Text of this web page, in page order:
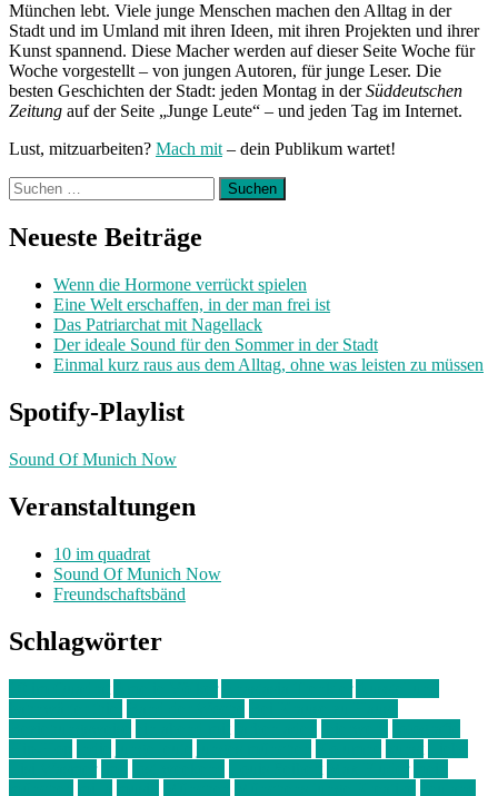
München lebt. Viele junge Menschen machen den Alltag in der
Stadt und im Umland mit ihren Ideen, mit ihren Projekten und ihrer
Kunst spannend. Diese Macher werden auf dieser Seite Woche für
Woche vorgestellt – von jungen Autoren, für junge Leser. Die
besten Geschichten der Stadt: jeden Montag in derSüddeutschen
Zeitung auf der Seite „Junge Leute“ – und jeden Tag im Internet.
Lust, mitzuarbeiten? Mach mit– dein Publikum wartet!
Suchen
nach:
Neueste Beiträge
Wenn die Hormone verrückt spielen
Eine Welt erschaffen, in der man frei ist
Das Patriarchat mit Nagellack
Der ideale Sound für den Sommer in der Stadt
Einmal kurz raus aus dem Alltag, ohne was leisten zu müssen
Spotify-Playlist
Sound Of Munich Now
Veranstaltungen
10 im quadrat
Sound Of Munich Now
Freundschaftsbänd
Schlagwörter